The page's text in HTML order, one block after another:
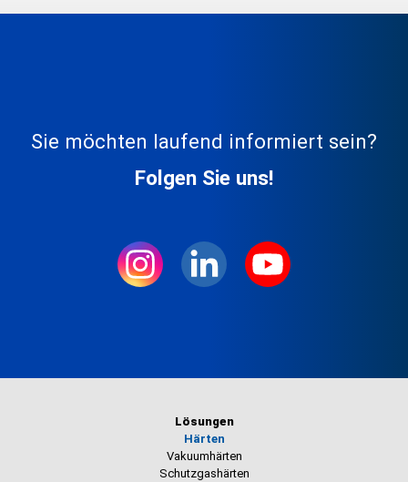
Sie möchten laufend informiert sein?
Folgen Sie uns!
Lösungen
Härten
Vakuumhärten
Schutzgashärten